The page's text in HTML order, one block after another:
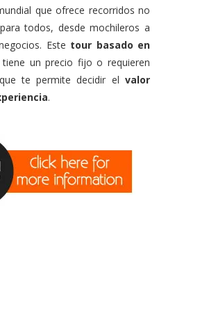
que ofrece recorridos no
todos, desde mochileros a
Este tour basado en
un precio fijo o requieren
te permite decidir el valor
.